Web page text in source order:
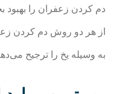
دم کردن زعفران را بهبود
از هر دو روش دم کردن
به وسیله یخ را ترجیح